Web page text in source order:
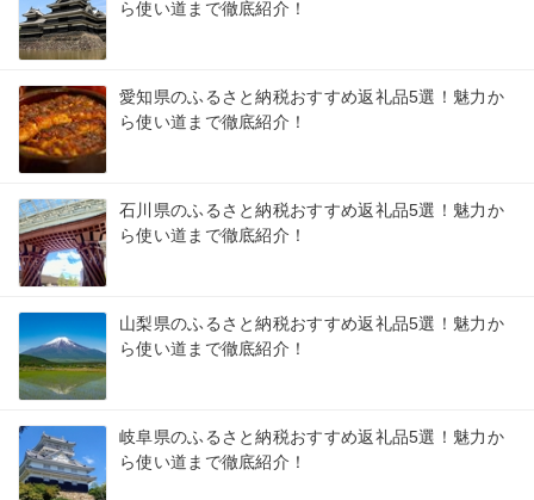
ら使い道まで徹底紹介！
愛知県のふるさと納税おすすめ返礼品5選！魅力か
ら使い道まで徹底紹介！
石川県のふるさと納税おすすめ返礼品5選！魅力か
ら使い道まで徹底紹介！
山梨県のふるさと納税おすすめ返礼品5選！魅力か
ら使い道まで徹底紹介！
岐阜県のふるさと納税おすすめ返礼品5選！魅力か
ら使い道まで徹底紹介！